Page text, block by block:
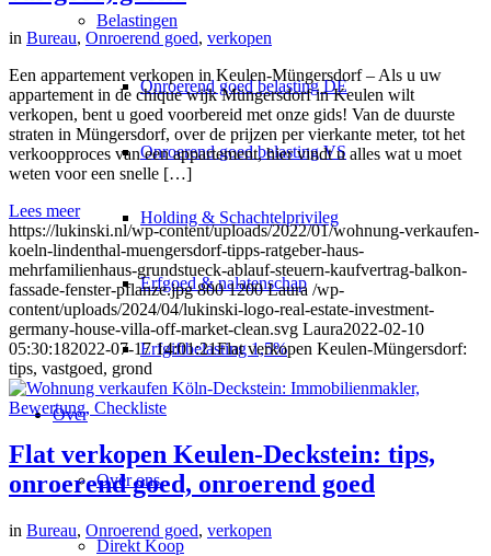
Belastingen
Onroerend goed belasting DE
Onroerend goed belasting VS
Holding & Schachtelprivileg
Erfgoed & nalatenschap
Erfgiftbelasting 1,5%
Over
Over ons
Direkt Koop
in Bureau, Onroerend goed, verkopen
Een appartement verkopen in Keulen-Müngersdorf – Als u uw
appartement in de chique wijk Müngersdorf in Keulen wilt
verkopen, bent u goed voorbereid met onze gids! Van de duurste
straten in Müngersdorf, over de prijzen per vierkante meter, tot het
verkoopproces van een appartement, hier vindt u alles wat u moet
weten voor een snelle […]
Lees meer
https://lukinski.nl/wp-content/uploads/2022/01/wohnung-verkaufen-
koeln-lindenthal-muengersdorf-tipps-ratgeber-haus-
mehrfamilienhaus-grundstueck-ablauf-steuern-kaufvertrag-balkon-
fassade-fenster-pflanze.jpg 800 1200 Laura /wp-
content/uploads/2024/04/lukinski-logo-real-estate-investment-
germany-house-villa-off-market-clean.svg Laura2022-02-10
05:30:182022-07-17 14:01:21Flat verkopen Keulen-Müngersdorf:
tips, vastgoed, grond
Flat verkopen Keulen-Deckstein: tips,
onroerend goed, onroerend goed
in Bureau, Onroerend goed, verkopen